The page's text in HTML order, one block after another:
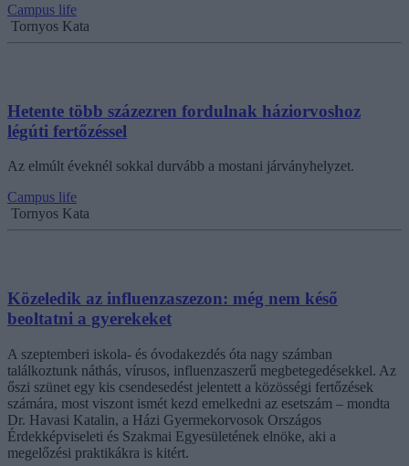
Campus life
Tornyos Kata
Hetente több százezren fordulnak háziorvoshoz
légúti fertőzéssel
Az elmúlt éveknél sokkal durvább a mostani járványhelyzet.
Campus life
Tornyos Kata
Közeledik az influenzaszezon: még nem késő
beoltatni a gyerekeket
A szeptemberi iskola- és óvodakezdés óta nagy számban
találkoztunk náthás, vírusos, influenzaszerű megbetegedésekkel. Az
őszi szünet egy kis csendesedést jelentett a közösségi fertőzések
számára, most viszont ismét kezd emelkedni az esetszám – mondta
Dr. Havasi Katalin, a Házi Gyermekorvosok Országos
Érdekképviseleti és Szakmai Egyesületének elnöke, aki a
megelőzési praktikákra is kitért.